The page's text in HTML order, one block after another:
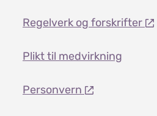
Regelverk og forskrifter
Plikt til medvirkning
Personvern